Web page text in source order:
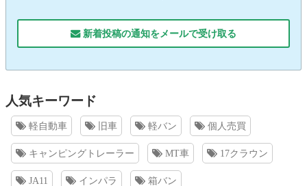
新着投稿の通知をメールで受け取る
人気キーワード
軽自動車 旧車 軽バン 個人売買
キャンピングトレーラー MT車 17クラウン
JA11 インパラ 箱バン